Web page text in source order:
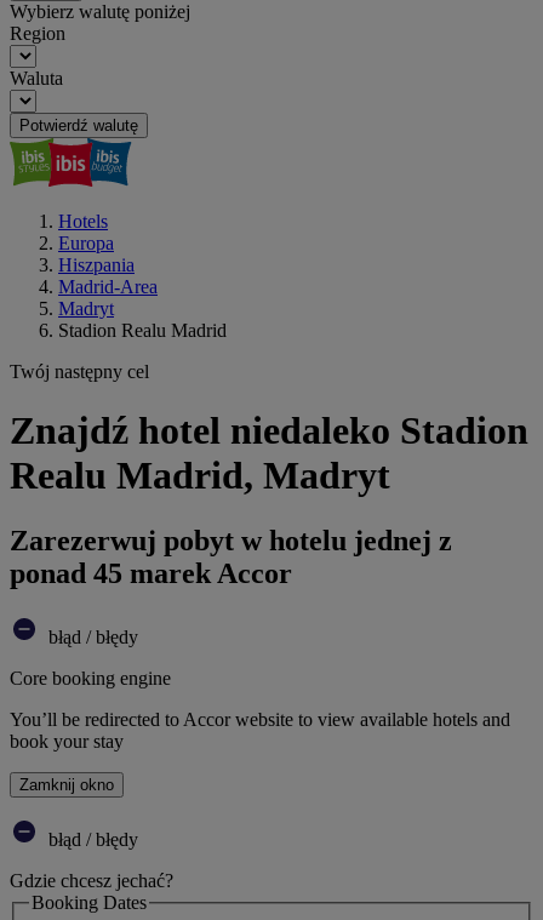
Wybierz walutę poniżej
Region
Waluta
Potwierdź walutę
Hotels
Europa
Hiszpania
Madrid-Area
Madryt
Stadion Realu Madrid
Twój następny cel
Znajdź hotel niedaleko Stadion
Realu Madrid, Madryt
Zarezerwuj pobyt w hotelu jednej z
ponad 45 marek Accor
błąd / błędy
Core booking engine
You’ll be redirected to Accor website to view available hotels and
book your stay
Zamknij okno
błąd / błędy
Gdzie chcesz jechać?
Booking Dates